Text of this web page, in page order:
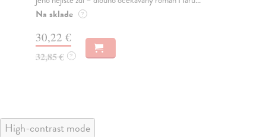
Na sklade ?
30,22 €
32,85 € ?
High-contrast mode